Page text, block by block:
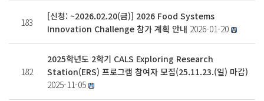
183
[신청: ~2026.02.20(금)] 2026 Food Systems
Innovation Challenge 참가 계획 안내 2026-01-20
182
2025학년도 2학기 CALS Exploring Research
Station(ERS) 프로그램 참여자 모집(25.11.23.(일) 마감)
2025-11-05